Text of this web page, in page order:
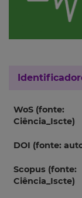
WoS (fonte:
Ciência_Iscte)
DOI (fonte:
Scopus (fonte:
Ciência_Iscte)